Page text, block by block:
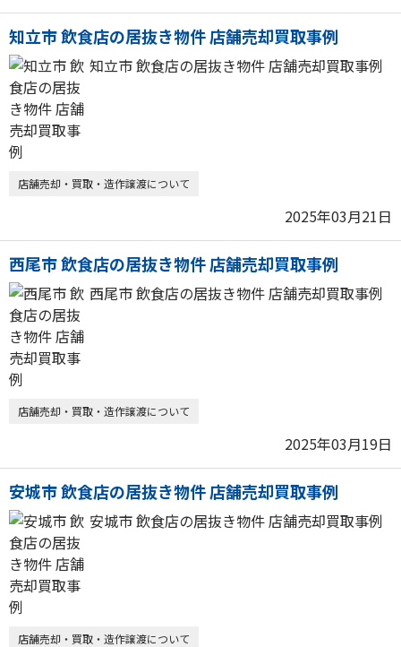
知立市 飲食店の居抜き物件 店舗売却買取事例
知立市 飲食店の居抜き物件 店舗売却買取事例
店舗売却・買取・造作譲渡について
2025年03月21日
西尾市 飲食店の居抜き物件 店舗売却買取事例
西尾市 飲食店の居抜き物件 店舗売却買取事例
店舗売却・買取・造作譲渡について
2025年03月19日
安城市 飲食店の居抜き物件 店舗売却買取事例
安城市 飲食店の居抜き物件 店舗売却買取事例
店舗売却・買取・造作譲渡について